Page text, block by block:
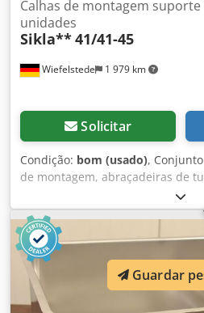
Wiefelstede 1 979 km
Calhas de montagem suporte
unidades
Sikla**41/41-45
Solicitar
Condição: bom (usado),
de montagem, abraçadeiras de
suporte para abraçadeiras de
Fabricante: Sikla, suporte WBD
Tipo: HE Quantidade: 12
fixação - Preço/venda: completo
Dimensões totais: 380/250/H105
Guardar